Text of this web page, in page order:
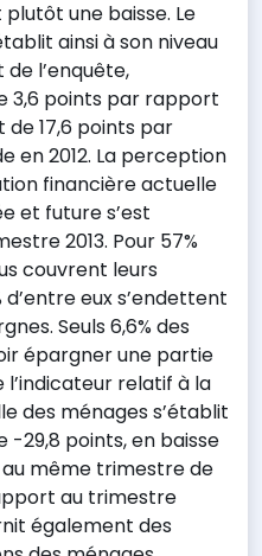
une baisse. Le
ainsi à son niveau
l’enquête,
3,6 points par rapport
17,6 points par
en 2012. La perception
financière actuelle
et future s’est
2013. Pour 57%
couvrent leurs
eux s’endettent
Seuls 6,6% des
épargner une partie
l’indicateur relatif à la
des ménages s’établit
-29,8 points, en baisse
même trimestre de
au trimestre
également des